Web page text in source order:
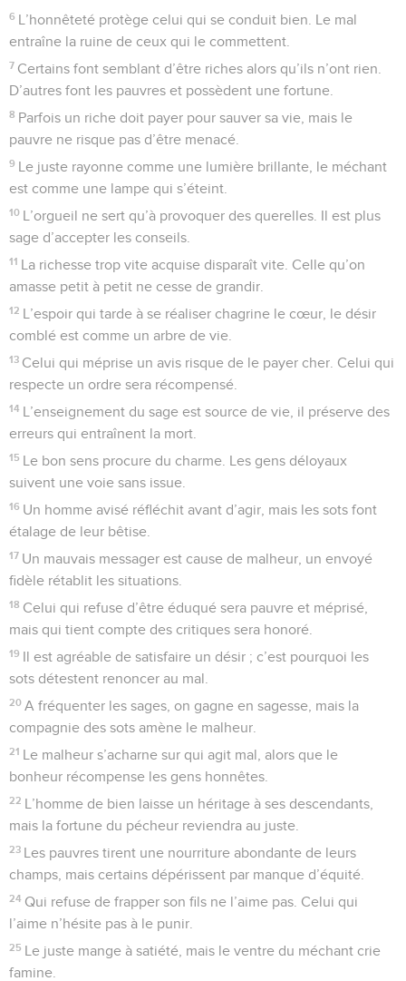
6 L’honnêteté protège celui qui se conduit bien. Le mal
entraîne la ruine de ceux qui le commettent.
7 Certains font semblant d’être riches alors qu’ils n’ont rien.
D’autres font les pauvres et possèdent une fortune.
8 Parfois un riche doit payer pour sauver sa vie, mais le
pauvre ne risque pas d’être menacé.
9 Le juste rayonne comme une lumière brillante, le méchant
est comme une lampe qui s’éteint.
10 L’orgueil ne sert qu’à provoquer des querelles. Il est plus
sage d’accepter les conseils.
11 La richesse trop vite acquise disparaît vite. Celle qu’on
amasse petit à petit ne cesse de grandir.
12 L’espoir qui tarde à se réaliser chagrine le cœur, le désir
comblé est comme un arbre de vie.
13 Celui qui méprise un avis risque de le payer cher. Celui qui
respecte un ordre sera récompensé.
14 L’enseignement du sage est source de vie, il préserve des
erreurs qui entraînent la mort.
15 Le bon sens procure du charme. Les gens déloyaux
suivent une voie sans issue.
16 Un homme avisé réfléchit avant d’agir, mais les sots font
étalage de leur bêtise.
17 Un mauvais messager est cause de malheur, un envoyé
fidèle rétablit les situations.
18 Celui qui refuse d’être éduqué sera pauvre et méprisé,
mais qui tient compte des critiques sera honoré.
19 Il est agréable de satisfaire un désir ; c’est pourquoi les
sots détestent renoncer au mal.
20 A fréquenter les sages, on gagne en sagesse, mais la
compagnie des sots amène le malheur.
21 Le malheur s’acharne sur qui agit mal, alors que le
bonheur récompense les gens honnêtes.
22 L’homme de bien laisse un héritage à ses descendants,
mais la fortune du pécheur reviendra au juste.
23 Les pauvres tirent une nourriture abondante de leurs
champs, mais certains dépérissent par manque d’équité.
24 Qui refuse de frapper son fils ne l’aime pas. Celui qui
l’aime n’hésite pas à le punir.
25 Le juste mange à satiété, mais le ventre du méchant crie
famine.